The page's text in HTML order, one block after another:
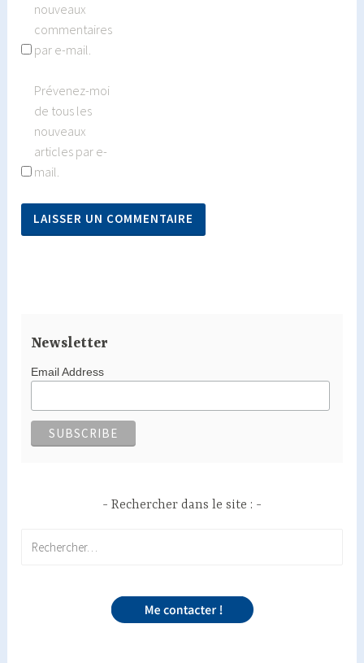
nouveaux
commentaires
par e-mail.
Prévenez-moi
de tous les
nouveaux
articles par e-
mail.
Newsletter
Email Address
Rechercher dans le site :